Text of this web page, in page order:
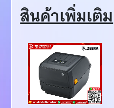
สินค้าเพิ่มเติม